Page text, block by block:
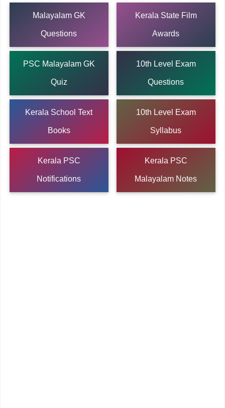
Malayalam GK
Questions
Kerala State Film
Awards
PSC Malayalam GK
Quiz
10th Level Exam
Questions
Kerala School Text
Books
10th Level Exam
Syllabus
Kerala PSC
Notifications
Kerala PSC
Malayalam Notes